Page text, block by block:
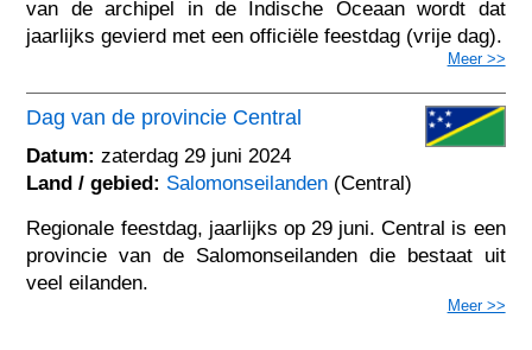
van de archipel in de Indische Oceaan wordt dat
jaarlijks gevierd met een officiële feestdag (vrije dag).
Meer >>
Dag van de provincie Central
Datum: zaterdag 29 juni 2024
Land / gebied: Salomonseilanden (Central)
Regionale feestdag, jaarlijks op 29 juni. Central is een
provincie van de Salomonseilanden die bestaat uit
veel eilanden.
Meer >>